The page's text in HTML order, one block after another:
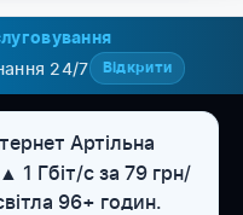
24/7 Відкрити
Артільна
1 Гбіт/с за 79 грн/
96+ годин.